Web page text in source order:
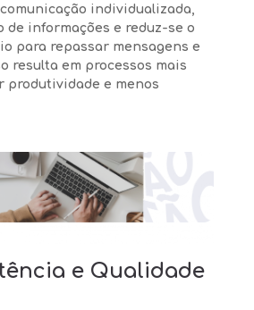
individualizada,
de informações e reduz-se o
para repassar mensagens e
resulta em processos mais
produtividade e menos
e Qualidade